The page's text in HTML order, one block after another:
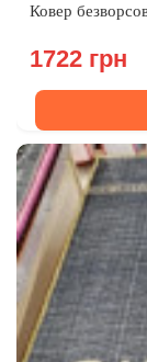
Ковер
1722 грн